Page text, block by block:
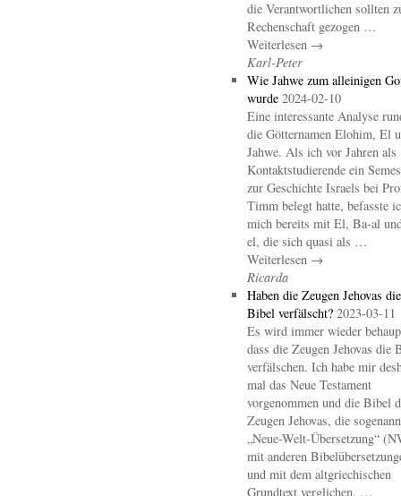
die Verantwortlichen sollten
Rechenschaft gezogen …
Weiterlesen →
Karl-Peter
Wie Jahwe zum alleinigen
wurde 2024-02-10
Eine interessante Analyse
die Götternamen Elohim, El
Jahwe. Als ich vor Jahren als
Kontaktstudierende ein
zur Geschichte Israels bei
Timm belegt hatte, befasste
mich bereits mit El, Ba-al
el, die sich quasi als …
Weiterlesen →
Ricarda
Haben die Zeugen Jehovas die
Bibel verfälscht? 2023-03-11
Es wird immer wieder
dass die Zeugen Jehovas die
verfälschen. Ich habe mir
mal das Neue Testament
vorgenommen und die Bibel
Zeugen Jehovas, die
„Neue-Welt-Übersetzung“
mit anderen
und mit dem altgriechischen
Grundtext verglichen. …